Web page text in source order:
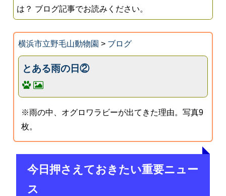
は？ ブログ記事でお読みください。
横浜市立野毛山動物園 > ブログ
とある雨の日②
※雨の中、オグロワラビーが出てきた理由。写真9
枚。
今日押さえておきたい重要ニュー
ス